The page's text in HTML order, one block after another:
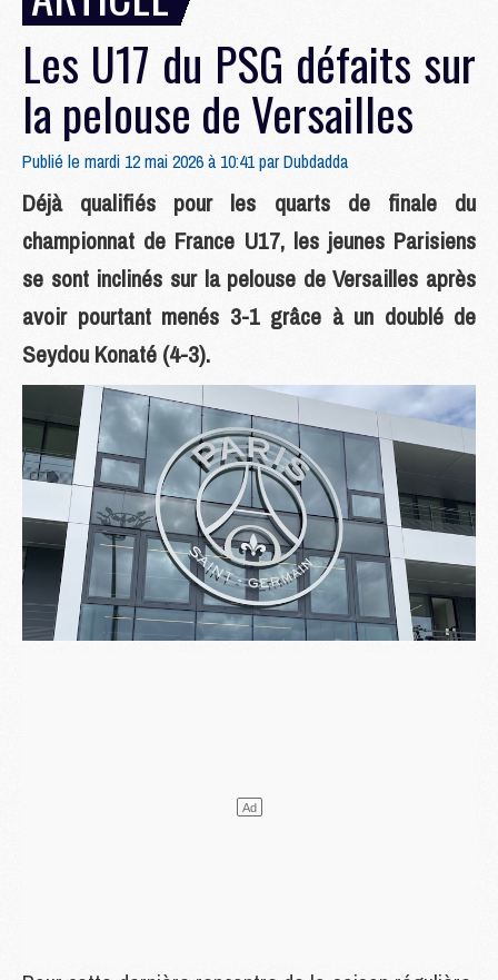
Les U17 du PSG défaits sur
la pelouse de Versailles
Publié le mardi 12 mai 2026 à 10:41 parDubdadda
Déjà qualifiés pour les quarts de finale du
championnat de France U17, les jeunes Parisiens
se sont inclinés sur la pelouse de Versailles après
avoir pourtant menés 3-1 grâce à un doublé de
Seydou Konaté (4-3).